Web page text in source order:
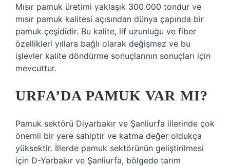
Mısır pamuk üretimi yaklaşık 300.000 tondur ve
mısır pamuk kalitesi açısından dünya çapında bir
pamuk çeşididir. Bu kalite, lif uzunluğu ve fiber
özellikleri yıllara bağlı olarak değişmez ve bu
işlevler kalite döndürme sonuçlarının sonuçları için
mevcuttur.
URFA’DA PAMUK VAR MI?
Pamuk sektörü Diyarbakır ve Şanliurfa illerinde çok
önemli bir yere sahiptir ve katma değer oldukça
yüksektir. İllerde pamuk sektörünün geliştirilmesi
için D-Yarbakır ve Şanliurfa, bölgede tarım